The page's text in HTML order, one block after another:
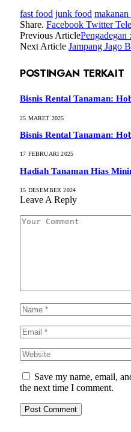
fast food junk food makanan
Share. Facebook Twitter
Previous ArticlePengadegan
Next Article Jampang Jago
POSTINGAN TERKAIT
Bisnis Rental Tanaman:
25 MARET 2025
Bisnis Rental Tanaman:
17 FEBRUARI 2025
Hadiah Tanaman Hias
15 DESEMBER 2024
Leave A Reply
Save my name, email,
the next time I comment.